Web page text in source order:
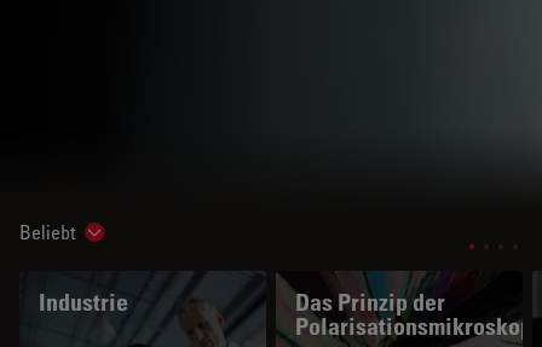
Beliebt Show subnavigation
Industrie
Das Prinzip der